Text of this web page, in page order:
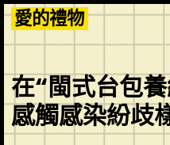
Skip
to
content
愛的禮物
在“閩式台包
感觸感染紛歧